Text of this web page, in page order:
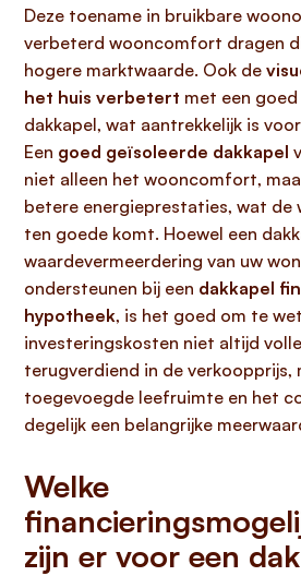
Deze toename in bruikbare
verbeterd wooncomfort dragen
hogere marktwaarde. Ook de
het huis verbetert met een
dakkapel, wat aantrekkelijk is
Een goed geïsoleerde dakkapel
niet alleen het wooncomfort,
betere energieprestaties, wat de
ten goede komt. Hoewel een
waardevermeerdering van uw
ondersteunen bij een dakkapel
hypotheek, is het goed om te
investeringskosten niet altijd
terugverdiend in de verkoopprijs,
toegevoegde leefruimte en het
degelijk een belangrijke
Welke
zijn er voor een